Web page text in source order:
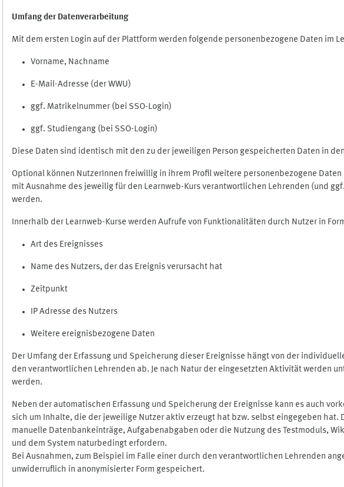
Umfang der Datenverarbeitung
Mit dem ersten Login auf der Plattform werden folgende personenbezogene Daten im
Vorname, Nachname
E-Mail-Adresse (der WWU)
ggf. Matrikelnummer (bei SSO-Login)
ggf. Studiengang (bei SSO-Login)
Diese Daten sind identisch mit den zu der jeweiligen Person gespeicherten Daten in
Optional können NutzerInnen freiwillig in ihrem Profil weitere personenbezogene
mit Ausnahme des jeweilig für den Learnweb-Kurs verantwortlichen Lehrenden (und
werden.
Innerhalb der Learnweb-Kurse werden Aufrufe von Funktionalitäten durch Nutzer in
Art des Ereignisses
Name des Nutzers, der das Ereignis verursacht hat
Zeitpunkt
IP Adresse des Nutzers
Weitere ereignisbezogene Daten
Der Umfang der Erfassung und Speicherung dieser Ereignisse hängt von der
den verantwortlichen Lehrenden ab. Je nach Natur der eingesetzten Aktivität werden
werden.
Neben der automatischen Erfassung und Speicherung der Ereignisse kann es auch
sich um Inhalte, die der jeweilige Nutzer aktiv erzeugt hat bzw. selbst eingegeben
manuelle Datenbankeinträge, Aufgabenabgaben oder die Nutzung des Testmoduls,
und dem System naturbedingt erfordern.
Bei Ausnahmen, zum Beispiel im Falle einer durch den verantwortlichen Lehrenden
unwiderruflich in anonymisierter Form gespeichert.